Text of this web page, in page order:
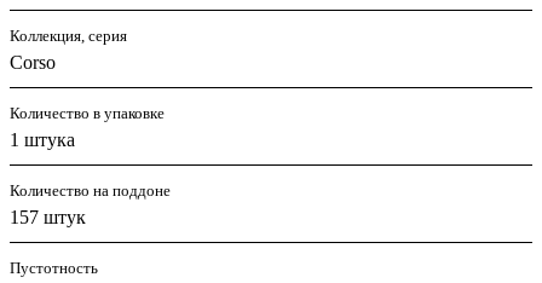
Коллекция, серия
Corso
Количество в упаковке
1 штука
Количество на поддоне
157 штук
Пустотность